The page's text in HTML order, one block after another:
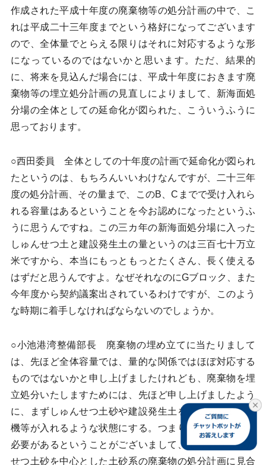
作成された平成十年度の廃棄物等の処分計画の中で、こ
れは平成二十三年度までという格好になってございます
ので、全体量でとらえる限りはそれに対応するような形
になっているのではないかと思います。ただ、結果的
に、将来を見込んだ場合には、平成十年度におきます廃
棄物等の埋立処分計画の見直しによりまして、新海面処
分場の全体としての延命化が図られた、こういうふうに
思っております。
○西田委員 全体としての十年度の計画で延命化が図られ
たというのは、もちろんいいわけなんですが、二十三年
度の処分計画、その量まで、このB、Cまでで受け入れら
れる容量はあるということを今お認めになったというふ
うに思うんですね。この三カ年の新海面処分場に入った
しゅんせつ土と建設発生土の量というのは三百七十万立
米ですから、本当にもっともっとたくさん、長く使える
はずだと思うんですよ。なぜそれなのにGブロック、また
今年度から契約議案出されているわけですが、このよう
な時期に着手しなければならないのでしょうか。
○小池港湾整備部長 廃棄物の埋め立てに当たりまして
は、先ほど全体容量では、量的な関係ではほぼ対応する
ものではないかと申し上げましたけれども、廃棄物を埋
立処分いたしますためには、先ほど申し上げましたよう
に、まずしゅんせつ土砂や建設発生土を用いまして、重
機等が入れるような状態にする。つまり陸域化しておく
必要があるということがございまして、そういうしゅん
せつ土砂を中心とした土砂系の廃棄物の処分計画に見合